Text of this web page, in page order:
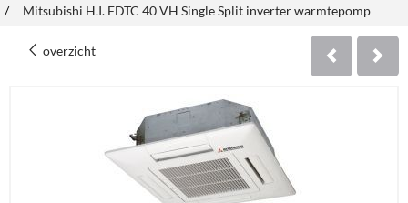
/
Mitsubishi H.I. FDTC 40 VH Single Split inverter warmtepomp
overzicht